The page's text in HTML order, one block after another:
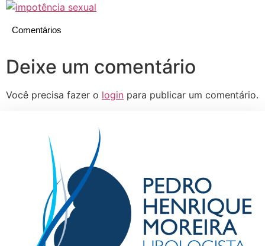
Comentários
Deixe um comentário
Você precisa fazer o login para publicar um comentário.